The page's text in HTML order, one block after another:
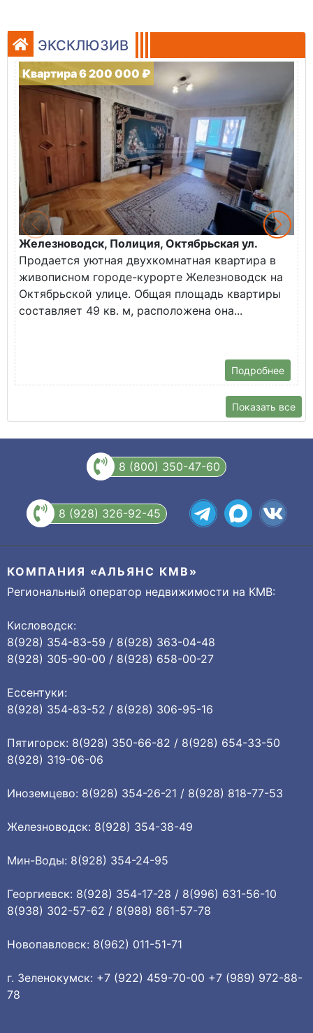
ЭКСКЛЮЗИВ
Квартира 6 200 000 ₽
Железноводск, Полиция, Октябрьская ул.
Продается уютная двухкомнатная квартира в
живописном городе-курорте Железноводск на
Октябрьской улице. Общая площадь квартиры
составляет 49 кв. м, расположена она...
Подробнее
Показать все
8 (800) 350-47-60
8 (928) 326-92-45
КОМПАНИЯ «АЛЬЯНС КМВ»
Региональный оператор недвижимости на КМВ:
Кисловодск:
8(928) 354-83-59 / 8(928) 363-04-48
8(928) 305-90-00 / 8(928) 658-00-27
Ессентуки:
8(928) 354-83-52 / 8(928) 306-95-16
Пятигорск: 8(928) 350-66-82 / 8(928) 654-33-50
8(928) 319-06-06
Иноземцево: 8(928) 354-26-21 / 8(928) 818-77-53
Железноводск: 8(928) 354-38-49
Мин-Воды: 8(928) 354-24-95
Георгиевск: 8(928) 354-17-28 / 8(996) 631-56-10
8(938) 302-57-62 / 8(988) 861-57-78
Новопавловск: 8(962) 011-51-71
г. Зеленокумск: +7 (922) 459-70-00 +7 (989) 972-88-
78